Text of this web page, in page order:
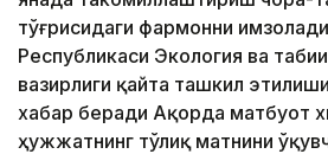
тўғрисидаги фармонни
Республикаси Экология ва
вазирлиги қайта ташкил
хабар беради Ақорда матбуот
ҳужжатнинг тўлиқ матнини